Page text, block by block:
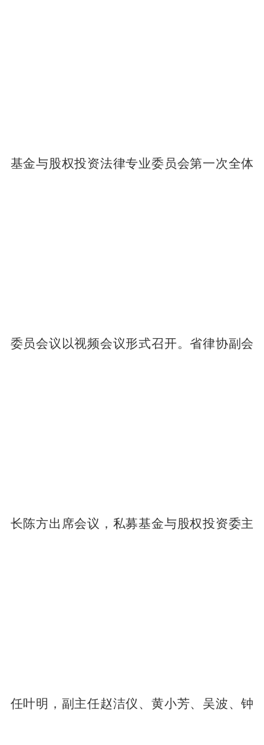
基金与股权投资法律专业委员会第一次全体
委员会议以视频会议形式召开。省律协副会
长陈方出席会议，私募基金与股权投资委主
任叶明，副主任赵洁仪、黄小芳、吴波、钟